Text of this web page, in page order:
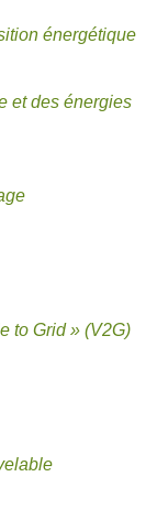
énergétique
et des énergies
to Grid » (V2G)